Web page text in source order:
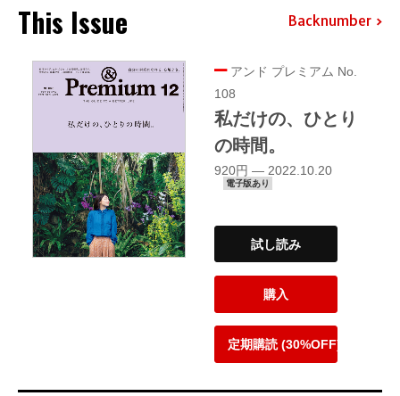
This Issue Backnumber
アンド プレミアム No.
108
私だけの、ひとり
の時間。
920円 — 2022.10.20
電子版あり
試し読み
購入
定期購読 (30%OFF)